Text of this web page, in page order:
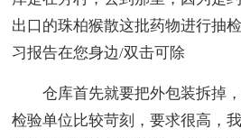
出口的珠柏猴散这批药物进行抽
习报告在您身边/双击可除
仓库首先就要把外包装拆掉，
检验单位比较苛刻，要求很高，